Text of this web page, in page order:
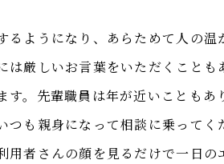
るようになり、あらためて人の
は厳しいお言葉をいただくこと
す。先輩職員は年が近いことも
つも親身になって相談に乗って
用者さんの顔を見るだけで一日